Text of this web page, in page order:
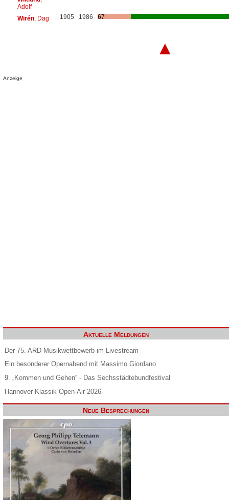
Adolf
Wirén, Dag 1905 1986 67
▲
Anzeige
Aktuelle Meldungen
Der 75. ARD-Musikwettbewerb im Livestream
Ein besonderer Opernabend mit Massimo Giordano
9. „Kommen und Gehen“ - Das Sechsstädtebundfestival
Hannover Klassik Open-Air 2026
Neue Besprechungen